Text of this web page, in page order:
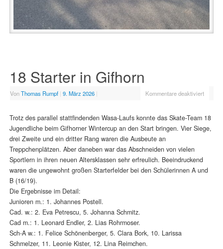
18 Starter in Gifhorn
VonThomas Rumpf | 9. März 2026 | Kommentare deaktiviert
Trotz des parallel stattfindenden Wasa-Laufs konnte das Skate-Team 18
Jugendliche beim Gifhorner Wintercup an den Start bringen. Vier Siege,
drei Zweite und ein dritter Rang waren die Ausbeute an
Treppchenplätzen. Aber daneben war das Abschneiden von vielen
Sportlern in ihren neuen Altersklassen sehr erfreulich. Beeindruckend
waren die ungewohnt großen Starterfelder bei den Schülerinnen A und
B (16/19).
Die Ergebnisse im Detail:
Junioren m.: 1. Johannes Postell.
Cad. w.: 2. Eva Petrescu, 5. Johanna Schmitz.
Cad m.: 1. Leonard Endler, 2. Lias Rohrmoser.
Sch-A w.: 1. Felice Schönenberger, 5. Clara Bork, 10. Larissa
Schmelzer, 11. Leonie Kister, 12. Lina Reimchen.